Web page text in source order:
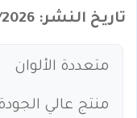
تاريخ النشر: 08/02/2026
متعددة الألوان
منتج عالي